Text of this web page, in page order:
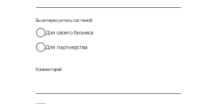
Вы интересуетесь системой:
Для своего бизнеса
Для партнерства
Комментарий